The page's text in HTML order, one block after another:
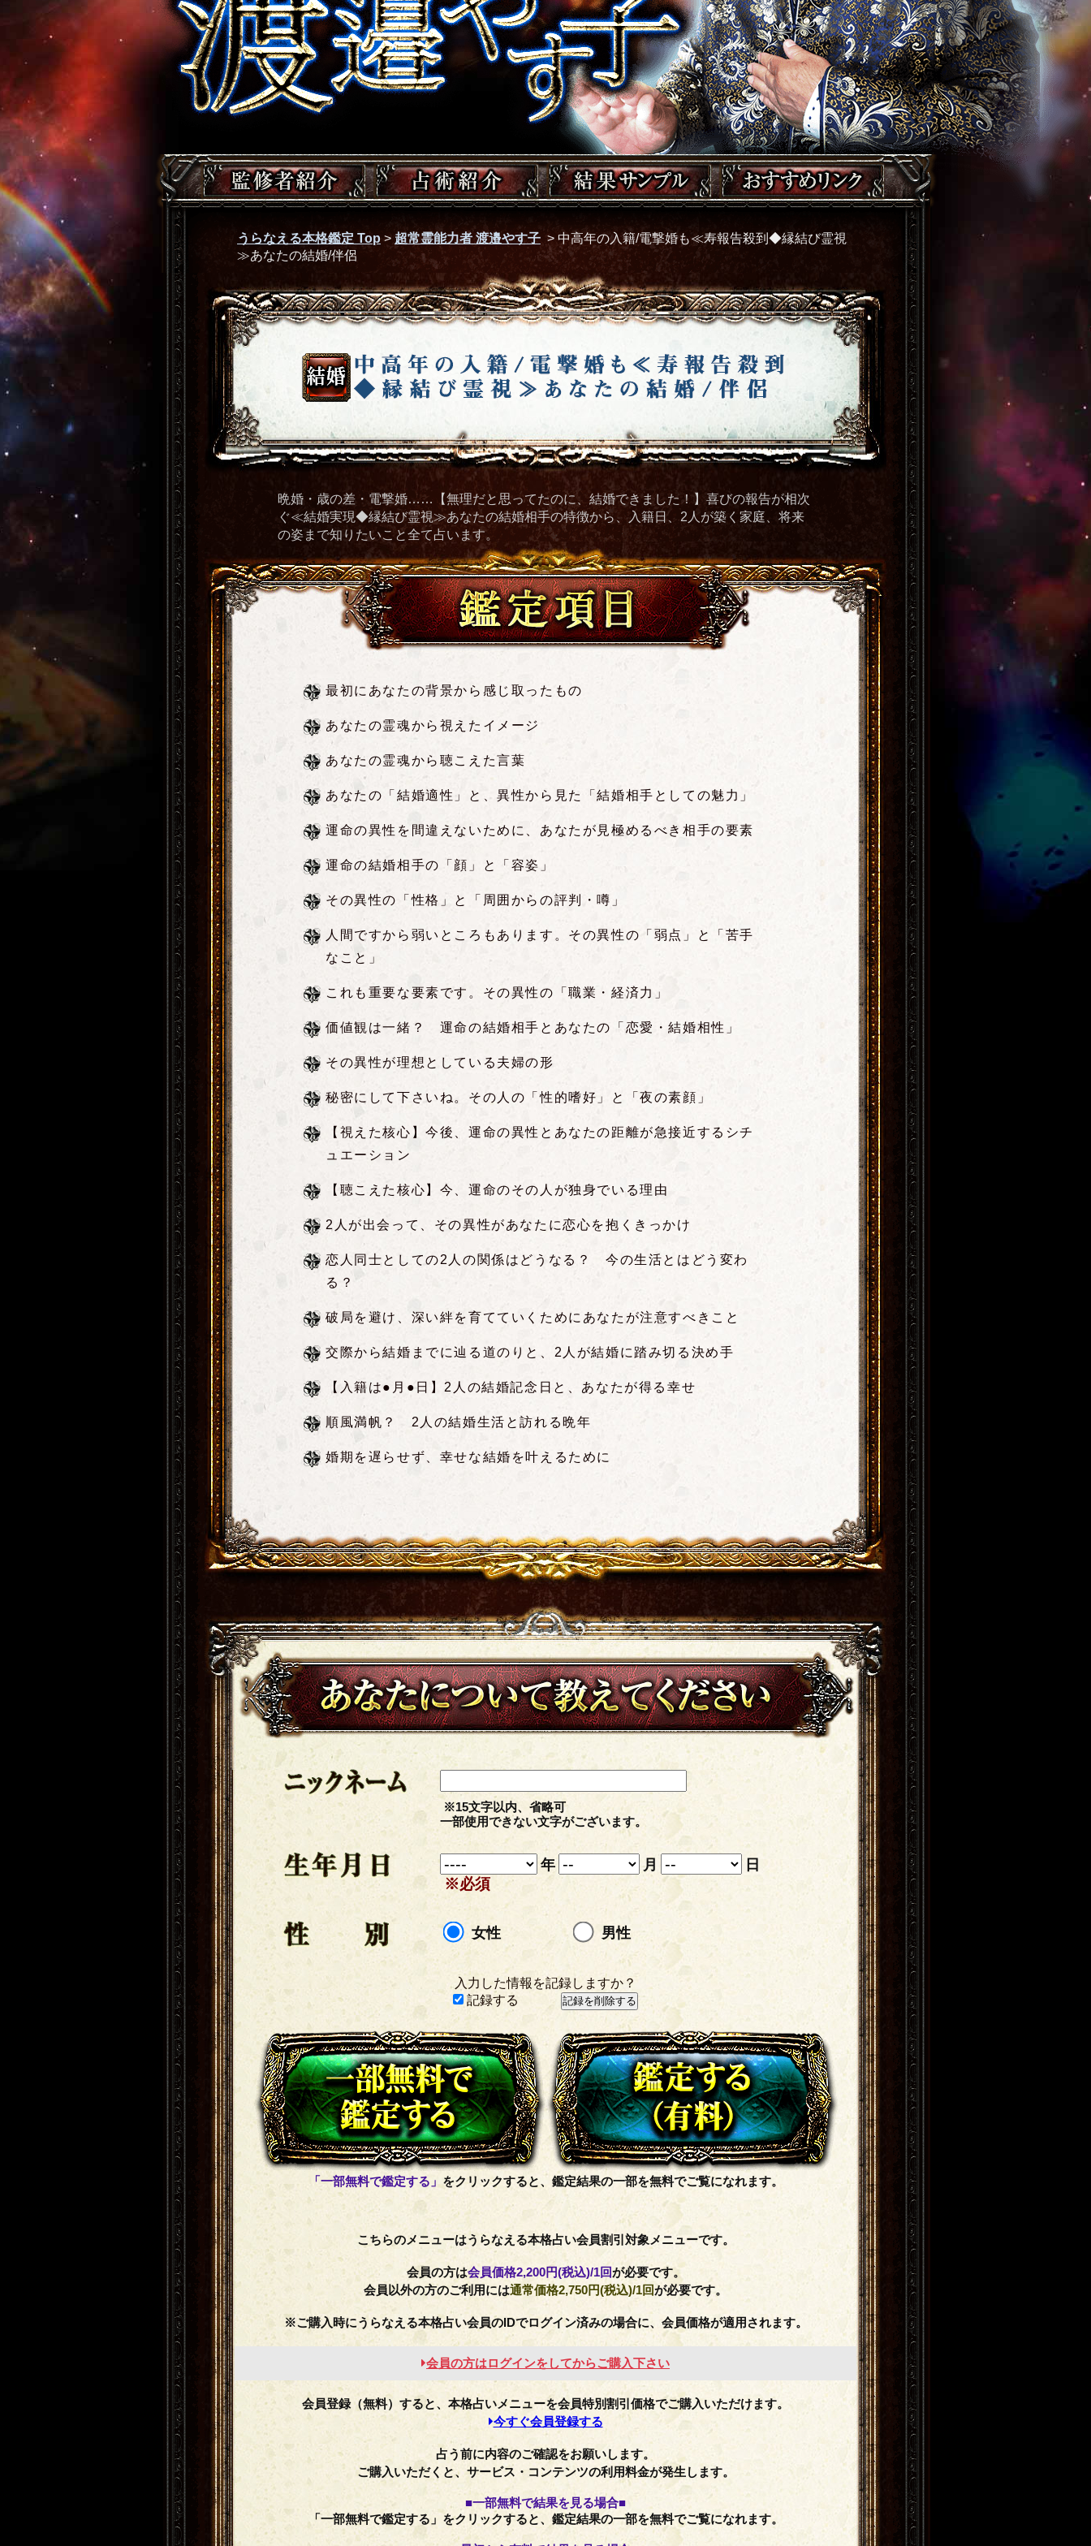
うらなえる本格鑑定 Top> 超常霊能力者 渡邉やす子 > 中高年の入籍/電撃婚も≪寿報告殺到◆縁結び霊視
≫あなたの結婚/伴侶
晩婚・歳の差・電撃婚……【無理だと思ってたのに、結婚できました！】喜びの報告が相次
ぐ≪結婚実現◆縁結び霊視≫あなたの結婚相手の特徴から、入籍日、2人が築く家庭、将来
の姿まで知りたいこと全て占います。
鑑定項目
最初にあなたの背景から感じ取ったもの
あなたの霊魂から視えたイメージ
あなたの霊魂から聴こえた言葉
あなたの「結婚適性」と、異性から見た「結婚相手としての魅力」
運命の異性を間違えないために、あなたが見極めるべき相手の要素
運命の結婚相手の「顔」と「容姿」
その異性の「性格」と「周囲からの評判・噂」
人間ですから弱いところもあります。その異性の「弱点」と「苦手
なこと」
これも重要な要素です。その異性の「職業・経済力」
価値観は一緒？ 運命の結婚相手とあなたの「恋愛・結婚相性」
その異性が理想としている夫婦の形
秘密にして下さいね。その人の「性的嗜好」と「夜の素顔」
【視えた核心】今後、運命の異性とあなたの距離が急接近するシチ
ュエーション
【聴こえた核心】今、運命のその人が独身でいる理由
2人が出会って、その異性があなたに恋心を抱くきっかけ
恋人同士としての2人の関係はどうなる？ 今の生活とはどう変わ
る？
破局を避け、深い絆を育てていくためにあなたが注意すべきこと
交際から結婚までに辿る道のりと、2人が結婚に踏み切る決め手
【入籍は●月●日】2人の結婚記念日と、あなたが得る幸せ
順風満帆？ 2人の結婚生活と訪れる晩年
婚期を遅らせず、幸せな結婚を叶えるために
あなたについて教えて下さい
ニックネーム
※15文字以内、省略可
一部使用できない文字がございます。
生年月日 年 月
日
※必須
性別 女性 男性
入力した情報を記録しますか？
記録する
「一部無料で鑑定する」 をクリックすると、鑑定結果の一部を無料でご覧になれます。
こちらのメニューはうらなえる本格占い会員割引対象メニューです。
会員の方は会員価格2,200円(税込)/1回が必要です。
会員以外の方のご利用には通常価格2,750円(税込)/1回が必要です。
※ご購入時にうらなえる本格占い会員のIDでログイン済みの場合に、会員価格が適用されます。
会員の方はログインをしてからご購入下さい
会員登録（無料）すると、本格占いメニューを会員特別割引価格でご購入いただけます。
今すぐ会員登録する
占う前に内容のご確認をお願いします。
ご購入いただくと、サービス・コンテンツの利用料金が発生します。
■一部無料で結果を見る場合■
「一部無料で鑑定する」をクリックすると、鑑定結果の一部を無料でご覧になれます。